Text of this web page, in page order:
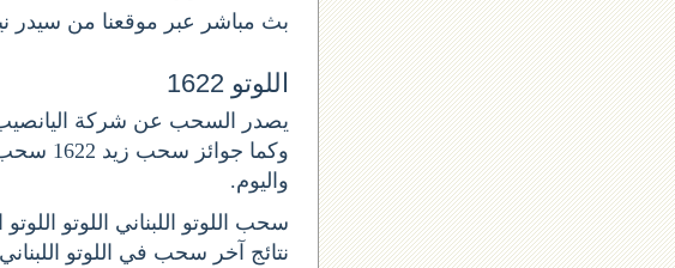
بث مباشر عبر موقعنا من سيدر
اللوتو 1622
واليوم.
سحب اللوتو اللبناني اللوتو اللوتو